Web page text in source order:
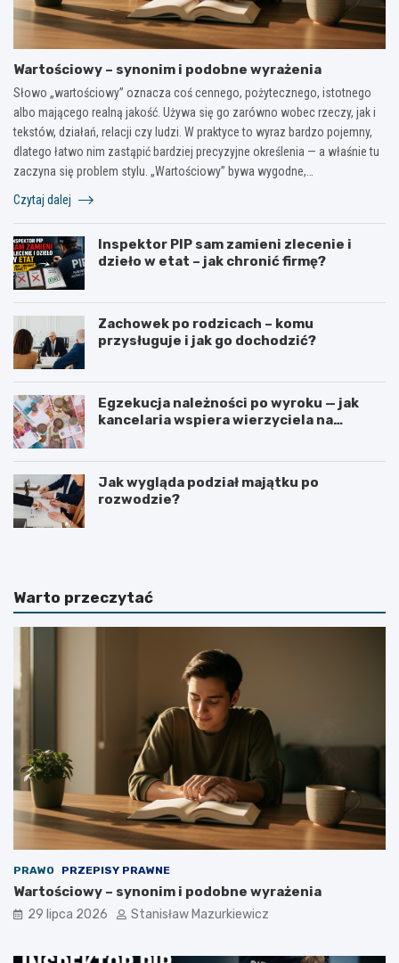
Wartościowy – synonim i podobne wyrażenia
Słowo „wartościowy” oznacza coś cennego, pożytecznego, istotnego
albo mającego realną jakość. Używa się go zarówno wobec rzeczy, jak i
tekstów, działań, relacji czy ludzi. W praktyce to wyraz bardzo pojemny,
dlatego łatwo nim zastąpić bardziej precyzyjne określenia — a właśnie tu
zaczyna się problem stylu. „Wartościowy” bywa wygodne,…
Czytaj dalej
Inspektor PIP sam zamieni zlecenie i
dzieło w etat – jak chronić firmę?
Zachowek po rodzicach – komu
przysługuje i jak go dochodzić?
Egzekucja należności po wyroku — jak
kancelaria wspiera wierzyciela na
Jak wygląda podział majątku po
rozwodzie?
Warto przeczytać
PRAWO PRZEPISY PRAWNE
Wartościowy – synonim i podobne wyrażenia
29 lipca 2026 Stanisław Mazurkiewicz